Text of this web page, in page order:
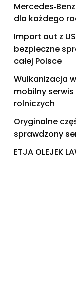
dla każdego
Import aut z
bezpieczne
całej Polsce
Wulkanizacja
mobilny serwis
rolniczych
Oryginalne
sprawdzony
ETJA OLEJEK